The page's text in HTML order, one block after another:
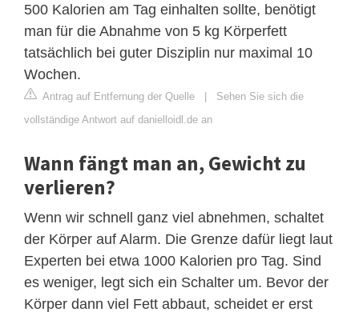
500 Kalorien am Tag einhalten sollte, benötigt
man für die Abnahme von 5 kg Körperfett
tatsächlich bei guter Disziplin nur maximal 10
Wochen.
Antrag auf Entfernung der Quelle | Sehen Sie sich die
vollständige Antwort auf danielloidl.de an
Wann fängt man an, Gewicht zu
verlieren?
Wenn wir schnell ganz viel abnehmen, schaltet
der Körper auf Alarm. Die Grenze dafür liegt laut
Experten bei etwa 1000 Kalorien pro Tag. Sind
es weniger, legt sich ein Schalter um. Bevor der
Körper dann viel Fett abbaut, scheidet er erst